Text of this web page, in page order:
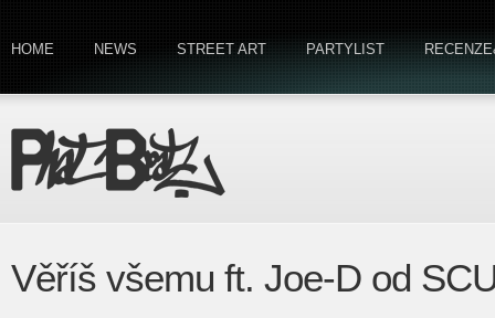
HOME NEWS STREET ART PARTYLIST
Věříš všemu ft. Joe-D od